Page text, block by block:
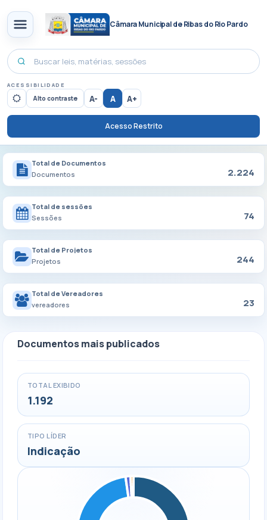
Câmara Municipal de Ribas do Rio Pardo
ACESSIBILIDADE
Alto contraste A- A A+
Acesso Restrito
Total de Documentos
Documentos
2.224
Total de sessões
Sessões
74
Total de Projetos
Projetos
244
Total de Vereadores
vereadores
23
Documentos mais publicados
TOTAL EXIBIDO
1.192
TIPO LÍDER
Indicação